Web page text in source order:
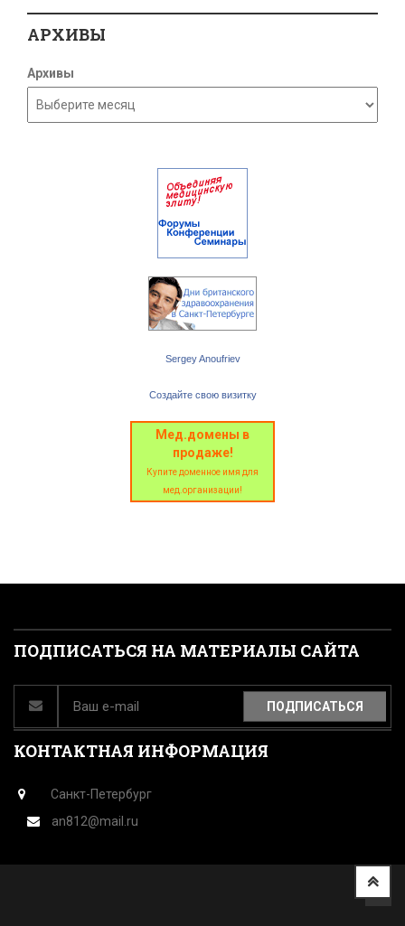
АРХИВЫ
Архивы
Sergey Anoufriev
Создайте свою визитку
Мед.домены в
продаже!
Купите доменное имя для
мед.организации!
ПОДПИСАТЬСЯ НА МАТЕРИАЛЫ САЙТА
КОНТАКТНАЯ ИНФОРМАЦИЯ
Санкт-Петербург
an812@mail.ru